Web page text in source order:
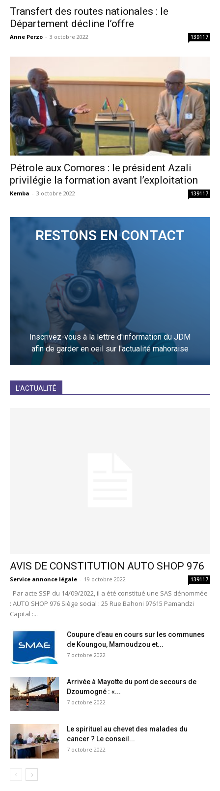
Transfert des routes nationales : le
Département décline l’offre
Anne Perzo - 3 octobre 2022 139117
Pétrole aux Comores : le président Azali
privilégie la formation avant l’exploitation
Kemba - 3 octobre 2022 139117
RESTONS EN CONTACT
Inscrivez-vous à la lettre d'information du JDM
afin de garder en oeil sur l'actualité mahoraise
L'ACTUALITÉ
AVIS DE CONSTITUTION AUTO SHOP 976
Service annonce légale - 19 octobre 2022 139117
Par acte SSP du 14/09/2022, il a été constitué une SAS dénommée
: AUTO SHOP 976 Siège social : 25 Rue Bahoni 97615 Pamandzi
Capital :...
Coupure d’eau en cours sur les communes
de Koungou, Mamoudzou et...
7 octobre 2022
Arrivée à Mayotte du pont de secours de
Dzoumogné : «...
7 octobre 2022
Le spirituel au chevet des malades du
cancer ? Le conseil...
7 octobre 2022